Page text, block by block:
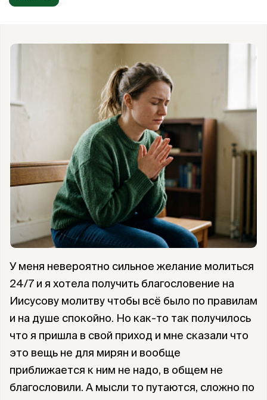
У меня невероятно сильное желание молиться
24/7 и я хотела получить благословение на
Иисусову молитву чтобы всё было по правилам
и на душе спокойно. Но как-то так получилось
что я пришла в свой приход и мне сказали что
это вещь не для мирян и вообще
приближается к ним не надо, в общем не
благословили. А мысли то путаются, сложно по